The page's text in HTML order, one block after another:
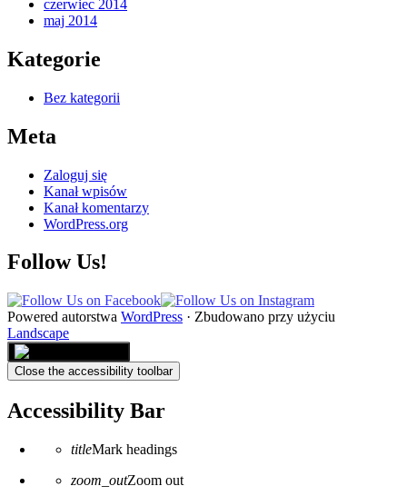
czerwiec 2014
maj 2014
Kategorie
Bez kategorii
Meta
Zaloguj się
Kanał wpisów
Kanał komentarzy
WordPress.org
Follow Us!
Powered autorstwa WordPress · Zbudowano przy użyciu
Landscape
Close the accessibility toolbar
Accessibility Bar
titleMark headings
zoom_outZoom out